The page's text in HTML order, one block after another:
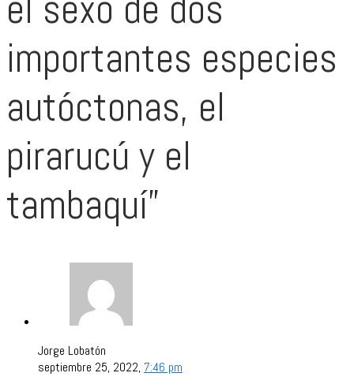
importantes especies
autóctonas, el
pirarucú y el
tambaquí”
Jorge Lobatón
septiembre 25, 2022, 7:46 pm